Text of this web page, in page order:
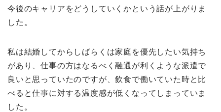
今後のキャリアをどうしていくかという話が上がりま
した。
私は結婚してからしばらくは家庭を優先したい気持ち
があり、仕事の方はなるべく融通が利くような派遣で
良いと思っていたのですが、飲食で働いていた時と比
べると仕事に対する温度感が低くなってしまっていま
した。